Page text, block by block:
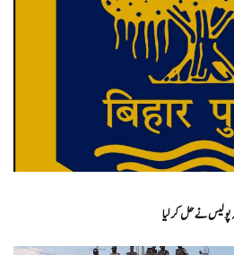
پولیس نے حل کر لیا